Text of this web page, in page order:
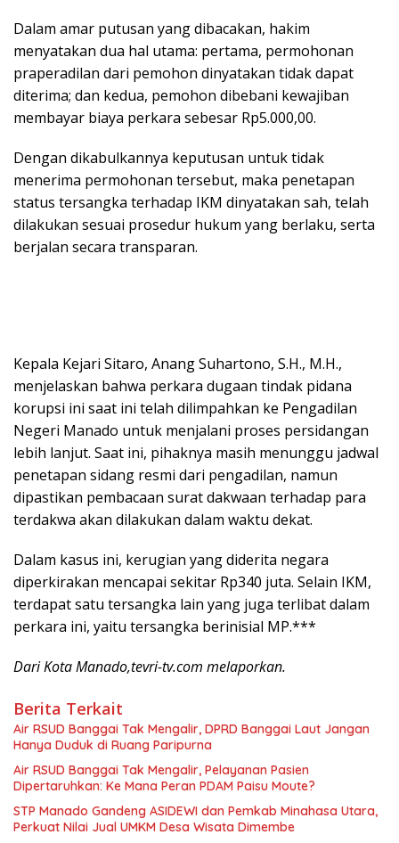
Dalam amar putusan yang dibacakan, hakim
menyatakan dua hal utama: pertama, permohonan
praperadilan dari pemohon dinyatakan tidak dapat
diterima; dan kedua, pemohon dibebani kewajiban
membayar biaya perkara sebesar Rp5.000,00.
Dengan dikabulkannya keputusan untuk tidak
menerima permohonan tersebut, maka penetapan
status tersangka terhadap IKM dinyatakan sah, telah
dilakukan sesuai prosedur hukum yang berlaku, serta
berjalan secara transparan.
Kepala Kejari Sitaro, Anang Suhartono, S.H., M.H.,
menjelaskan bahwa perkara dugaan tindak pidana
korupsi ini saat ini telah dilimpahkan ke Pengadilan
Negeri Manado untuk menjalani proses persidangan
lebih lanjut. Saat ini, pihaknya masih menunggu jadwal
penetapan sidang resmi dari pengadilan, namun
dipastikan pembacaan surat dakwaan terhadap para
terdakwa akan dilakukan dalam waktu dekat.
Dalam kasus ini, kerugian yang diderita negara
diperkirakan mencapai sekitar Rp340 juta. Selain IKM,
terdapat satu tersangka lain yang juga terlibat dalam
perkara ini, yaitu tersangka berinisial MP.***
Dari Kota Manado,tevri-tv.com melaporkan.
Berita Terkait
Air RSUD Banggai Tak Mengalir, DPRD Banggai Laut Jangan
Hanya Duduk di Ruang Paripurna
Air RSUD Banggai Tak Mengalir, Pelayanan Pasien
Dipertaruhkan: Ke Mana Peran PDAM Paisu Moute?
‎STP Manado Gandeng ASIDEWI dan Pemkab Minahasa Utara,
Perkuat Nilai Jual UMKM Desa Wisata Dimembe